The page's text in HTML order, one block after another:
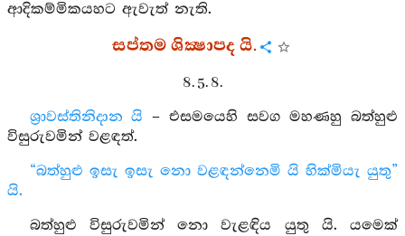
ආදිකම්මිකයහට ඇවැත් නැති.
සප්තම ශික්‍ෂාපද යි.
8. 5. 8.
ශ්‍රාවස්තිනිදාන යි – එසමයෙහි සවග මහණහු බත්හුළු
විසුරුවමින් වළඳත්.
“බත්හුළු ඉසැ ඉසැ නො වළඳන්නෙමි යි හික්මියැ යුතු”
යි.
බත්හුළු විසුරුවමින් නො වැළඳිය යුතු යි. යමෙක්